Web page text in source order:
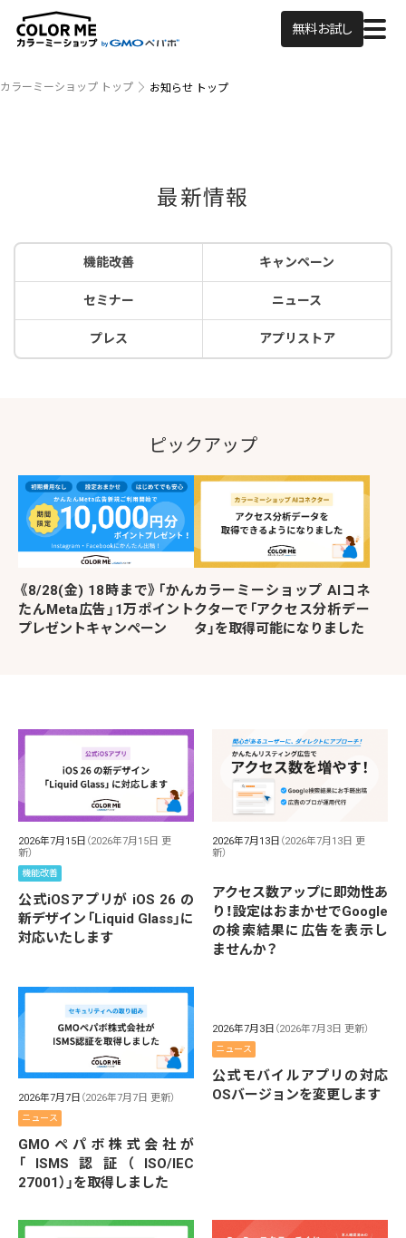
無料お試し
カラーミーショップ トップ お知らせ トップ
最新情報
機能改善 キャンペーン
セミナー ニュース
プレス アプリストア
ピックアップ
《8/28(金) 18時まで》「かん
たんMeta広告」1万ポイント
プレゼントキャンペーン
カラーミーショップ AIコネ
クターで「アクセス分析デー
タ」を取得可能になりました
2026年7月15日 （2026年7月15日 更
新）
機能改善
公式iOSアプリが iOS 26 の
新デザイン「Liquid Glass」に
対応いたします
2026年7月13日 （2026年7月13日 更
新）
アクセス数アップに即効性あ
り！設定はおまかせでGoogle
の検索結果に広告を表示し
ませんか？
2026年7月7日 （2026年7月7日 更新）
ニュース
GMOペパボ株式会社が
「ISMS認証（ISO/IEC
27001）」を取得しました
2026年7月3日 （2026年7月3日 更新）
ニュース
公式モバイルアプリの対応
OSバージョンを変更します